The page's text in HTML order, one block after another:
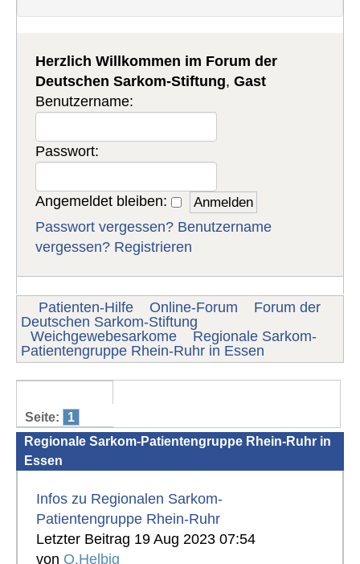
Herzlich Willkommen im Forum der
Deutschen Sarkom-Stiftung,Gast
Benutzername:
Passwort:
Angemeldet bleiben:
Passwort vergessen? Benutzername
vergessen? Registrieren
Patienten-Hilfe Online-Forum
Forum der
Deutschen Sarkom-Stiftung
Weichgewebesarkome
Regionale Sarkom-
Patientengruppe Rhein-Ruhr in Essen
Seite:
1
Regionale Sarkom-Patientengruppe Rhein-Ruhr in
Essen
Infos zu Regionalen Sarkom-
Patientengruppe Rhein-Ruhr
Letzter Beitrag 19 Aug 2023 07:54
von O.Helbig